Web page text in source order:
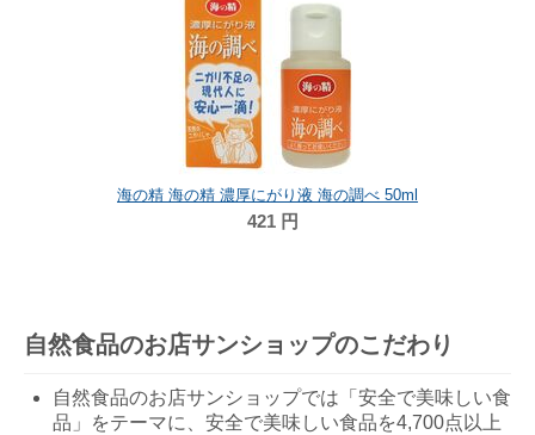
海の精 海の精 濃厚にがり液 海の調べ 50ml
421 円
自然食品のお店サンショップのこだわり
自然食品のお店サンショップでは「安全で美味しい食
品」をテーマに、安全で美味しい食品を4,700点以上